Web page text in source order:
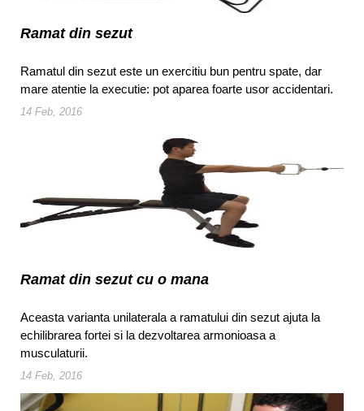
Ramat din sezut
Ramatul din sezut este un exercitiu bun pentru spate, dar
mare atentie la executie: pot aparea foarte usor accidentari.
14 Feb, 2016
Ramat din sezut cu o mana
Aceasta varianta unilaterala a ramatului din sezut ajuta la
echilibrarea fortei si la dezvoltarea armonioasa a
musculaturii.
14 Feb, 2016